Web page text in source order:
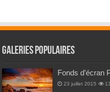
Galeries Populaires
Fonds d’écran
23 juillet 2015